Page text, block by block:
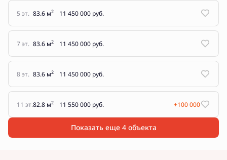
5 эт. 83.6 м2 11 450 000 руб.
7 эт. 83.6 м2 11 450 000 руб.
8 эт. 83.6 м2 11 450 000 руб.
11 эт.82.8 м2 11 550 000 руб. +100 000
Показать еще 4 объектa